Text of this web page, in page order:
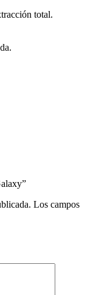
total.
Los campos